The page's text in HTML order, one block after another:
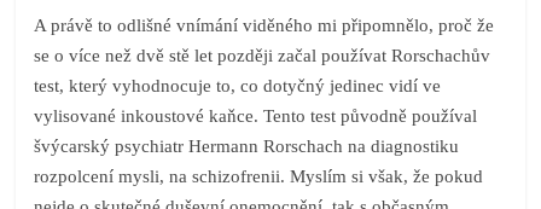
A právě to odlišné vnímání viděného mi připomnělo, proč že
se o více než dvě stě let později začal používat Rorschachův
test, který vyhodnocuje to, co dotyčný jedinec vidí ve
vylisované inkoustové kaňce. Tento test původně používal
švýcarský psychiatr Hermann Rorschach na diagnostiku
rozpolcení mysli, na schizofrenii. Myslím si však, že pokud